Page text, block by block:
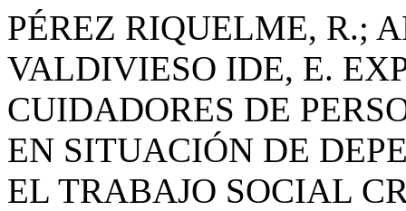
PÉREZ RIQUELME, R.;
VALDIVIESO IDE, E.
CUIDADORES DE
EN SITUACIÓN DE
EL TRABAJO SOCIAL